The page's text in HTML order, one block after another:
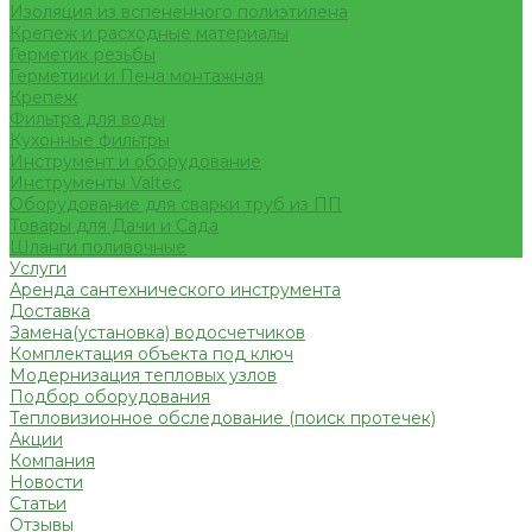
Изоляция из вспененного полиэтилена
Крепеж и расходные материалы
Герметик резьбы
Герметики и Пена монтажная
Крепеж
Фильтра для воды
Кухонные фильтры
Инструмент и оборудование
Инструменты Valtec
Оборудование для сварки труб из ПП
Товары для Дачи и Сада
Шланги поливочные
Услуги
Аренда сантехнического инструмента
Доставка
Замена(установка) водосчетчиков
Комплектация объекта под ключ
Модернизация тепловых узлов
Подбор оборудования
Тепловизионное обследование (поиск протечек)
Акции
Компания
Новости
Статьи
Отзывы